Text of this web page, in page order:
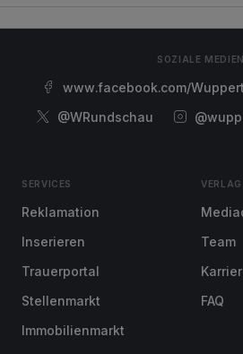
SOZIALE MEDIEN
www.facebook.com/
@WRundschau
SERVICES
Reklamation
Inserieren
Trauerportal
Stellenmarkt
Immobilienmarkt
VERLAG
Team
FAQ